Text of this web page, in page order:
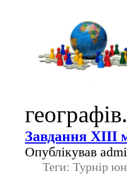
географів.
Завдання ХІІІ
Опублікував
Теги: Турнір